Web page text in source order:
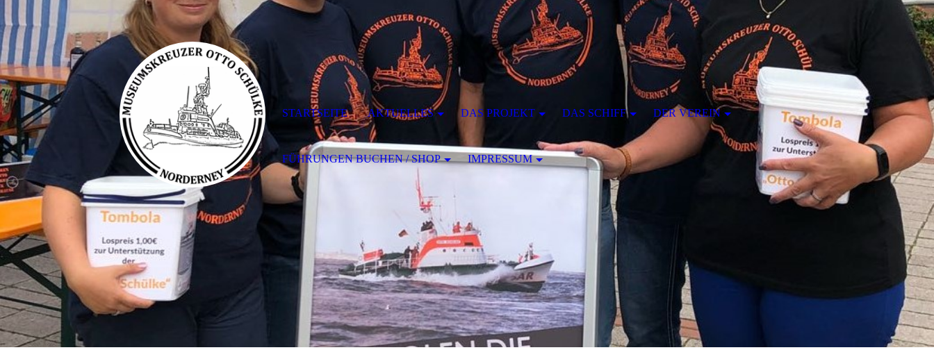
STARTSEITE AKTUELLES DAS PROJEKT DAS SCHIFF DER VEREIN
FÜHRUNGEN BUCHEN / SHOP IMPRESSUM